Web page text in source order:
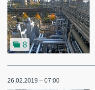
8
26.02.2019 – 07:00